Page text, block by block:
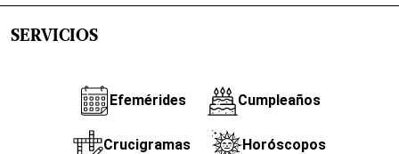
SERVICIOS
Efemérides Cumpleaños
Crucigramas Horóscopos